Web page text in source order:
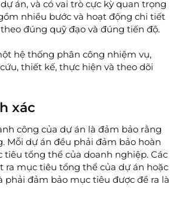
án, và có vai trò cực kỳ quan trọng
nhiều bước và hoạt động chi tiết
đúng quỹ đạo và đúng tiến độ.
hệ thống phân công nhiệm vụ,
thiết kế, thực hiện và theo dõi
xác
công của dự án là đảm bảo rằng
Mỗi dự án đều phải đảm bảo hoàn
tổng thể của doanh nghiệp. Các
ra mục tiêu tổng thể của dự án hoặc
đảm bảo mục tiêu được đề ra là